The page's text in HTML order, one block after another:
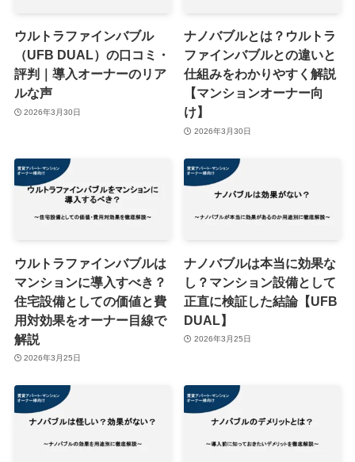
ウルトラファインバブル
（UFB DUAL）の口コミ・
評判｜導入オーナーのリア
ルな声
2026年3月30日
ナノバブルとは？ウルトラ
ファインバブルとの違いと
仕組みをわかりやすく解説
【マンションオーナー向
け】
2026年3月30日
ウルトラファインバブルは
マンションに導入すべき？
住宅設備としての価値と費
用対効果をオーナー目線で
解説
2026年3月25日
ナノバブルは本当に効果な
し？マンション設備として
正直に検証した結論【UFB
DUAL】
2026年3月25日